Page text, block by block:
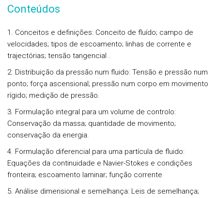
Conteúdos
1. Conceitos e definições: Conceito de fluído; campo de
velocidades; tipos de escoamento; linhas de corrente e
trajectórias; tensão tangencial .
2. Distribuição da pressão num fluido: Tensão e pressão num
ponto; força ascensional; pressão num corpo em movimento
rígido; medição de pressão.
3. Formulação integral para um volume de controlo:
Conservação da massa; quantidade de movimento;
conservação da energia.
4. Formulação diferencial para uma partícula de fluido:
Equações da continuidade e Navier-Stokes e condições
fronteira; escoamento laminar; função corrente
5. Análise dimensional e semelhança: Leis de semelhança;